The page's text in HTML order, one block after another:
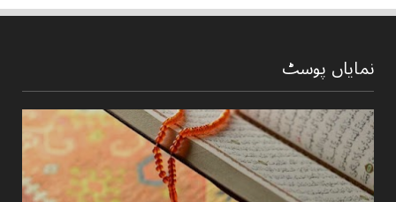
نمایاں پوسٹ